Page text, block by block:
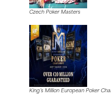
Czech Poker Masters
King’s Million European Poker